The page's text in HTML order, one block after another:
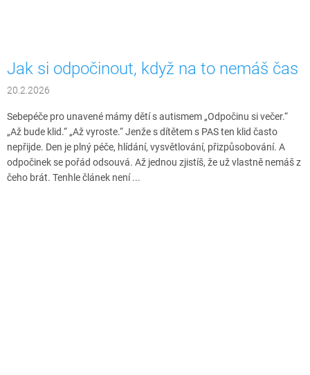
Jak si odpočinout, když na to nemáš čas
20.2.2026
Sebepéče pro unavené mámy dětí s autismem „Odpočinu si večer.“
„Až bude klid.“ „Až vyroste.“ Jenže s dítětem s PAS ten klid často
nepřijde. Den je plný péče, hlídání, vysvětlování, přizpůsobování. A
odpočinek se pořád odsouvá. Až jednou zjistíš, že už vlastně nemáš z
čeho brát. Tenhle článek není ...